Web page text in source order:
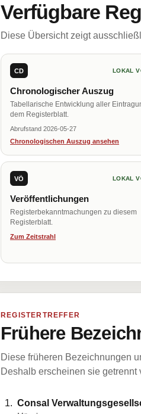
Verfügbare
Diese Übersicht zeigt
CD LOKAL
Chronologischer Auszug
Tabellarische Entwicklung aller
dem Registerblatt.
Abrufstand 2026-05-27
Chronologischen Auszug ansehen
VÖ LOKAL
Veröffentlichungen
Registerbekanntmachungen zu diesem
Registerblatt.
Zum Zeitstrahl
REGISTERTREFFER
Frühere
Diese früheren Bezeichnungen
Deshalb erscheinen sie
Consal